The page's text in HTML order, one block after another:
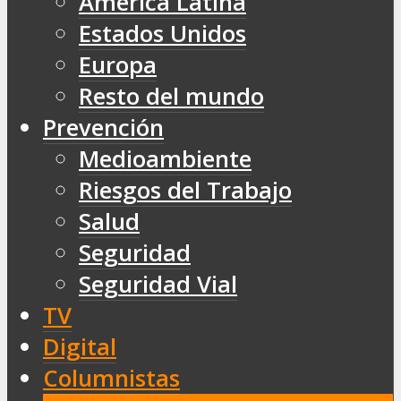
Estados Unidos
Europa
Resto del mundo
Prevención
Medioambiente
Riesgos del Trabajo
Salud
Seguridad
Seguridad Vial
TV
Digital
Columnistas